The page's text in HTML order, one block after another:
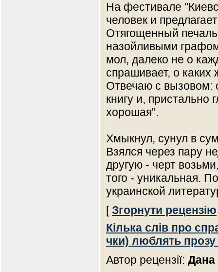
На фестивале
человек и
Отягощенный
назойливыми
мол, далеко не о
спрашивает, о каких
Отвечаю с вызовом:
книгу и, пристально
хорошая".
Хмыкнул, сунул в
Взялся через пару
другую - черт
того - уникальная.
украинской
[Згорнути рецензію
Кілька слів про
чки) люблять
Автор рецензії: Дана